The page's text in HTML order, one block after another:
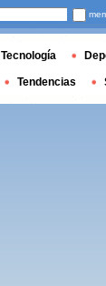
Tecnología
Tendencias